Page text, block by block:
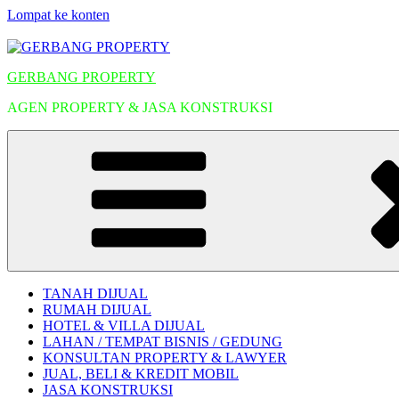
Lompat ke konten
GERBANG PROPERTY
AGEN PROPERTY & JASA KONSTRUKSI
TANAH DIJUAL
RUMAH DIJUAL
HOTEL & VILLA DIJUAL
LAHAN / TEMPAT BISNIS / GEDUNG
KONSULTAN PROPERTY & LAWYER
JUAL, BELI & KREDIT MOBIL
JASA KONSTRUKSI